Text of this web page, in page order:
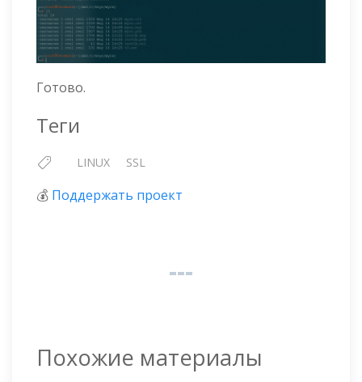
Готово.
Теги
LINUX SSL
💰 Поддержать проект
Похожие материалы